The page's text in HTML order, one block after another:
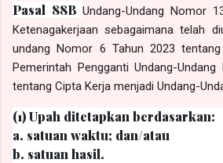
Pasal 88BUndang-Undang Nomor
Ketenagakerjaan sebagaimana telah
undang Nomor 6 Tahun 2023 tentang
Pemerintah Pengganti Undang-
tentang Cipta Kerja menjadi Undang-
(1) Upah ditetapkan berdasarkan:
a. satuan waktu; dan/atau
b. satuan hasil.